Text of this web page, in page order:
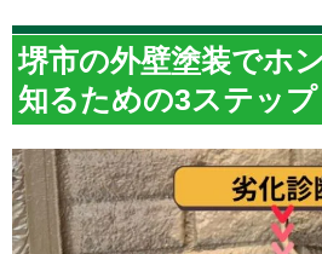
堺市の外壁塗装でホ
知るための3ステップ